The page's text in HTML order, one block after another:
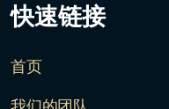
快速链接
首页